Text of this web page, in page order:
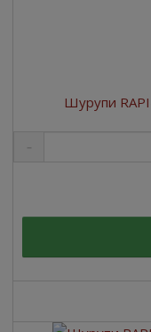
Шурупи